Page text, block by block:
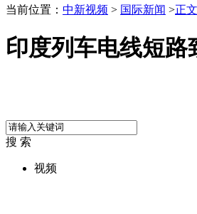
当前位置： 中新视频 > 国际新闻 >正文
印度列车电线短
搜 索
视频